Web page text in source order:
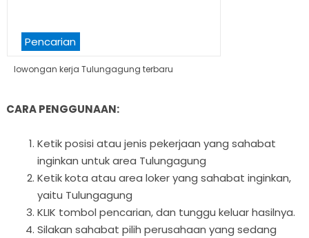
Pencarian
lowongan kerja Tulungagung terbaru
CARA PENGGUNAAN:
Ketik posisi atau jenis pekerjaan yang sahabat
inginkan untuk area Tulungagung
Ketik kota atau area loker yang sahabat inginkan,
yaitu Tulungagung
KLIK tombol pencarian, dan tunggu keluar hasilnya.
Silakan sahabat pilih perusahaan yang sedang